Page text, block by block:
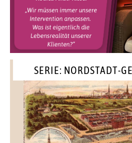
SERIE: NORDSTADT-